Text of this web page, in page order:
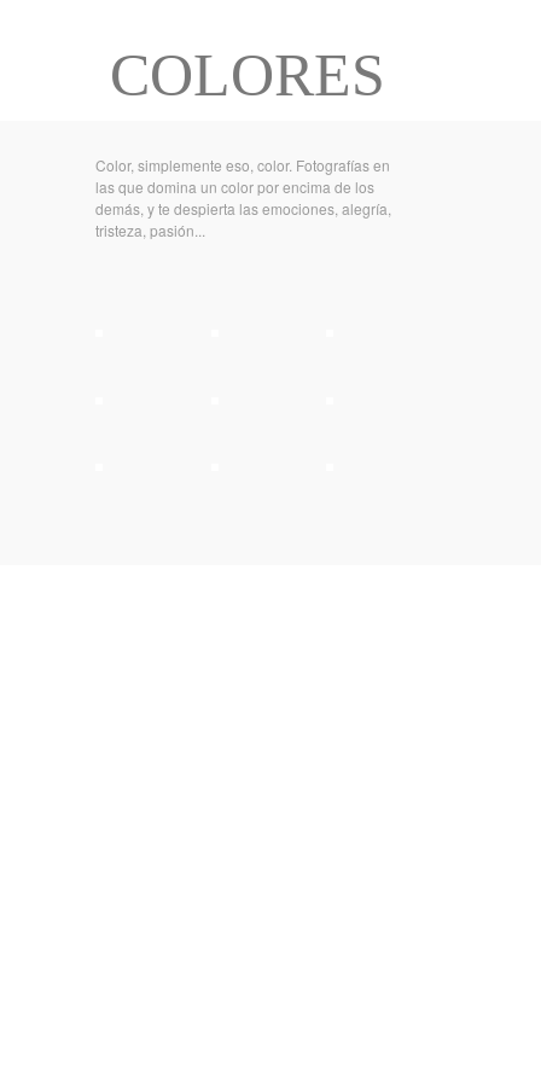
COLORES
Color, simplemente eso, color. Fotografías en
las que domina un color por encima de los
demás, y te despierta las emociones, alegría,
tristeza, pasión...